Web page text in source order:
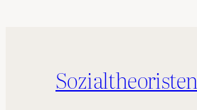
Sozialtheoristen